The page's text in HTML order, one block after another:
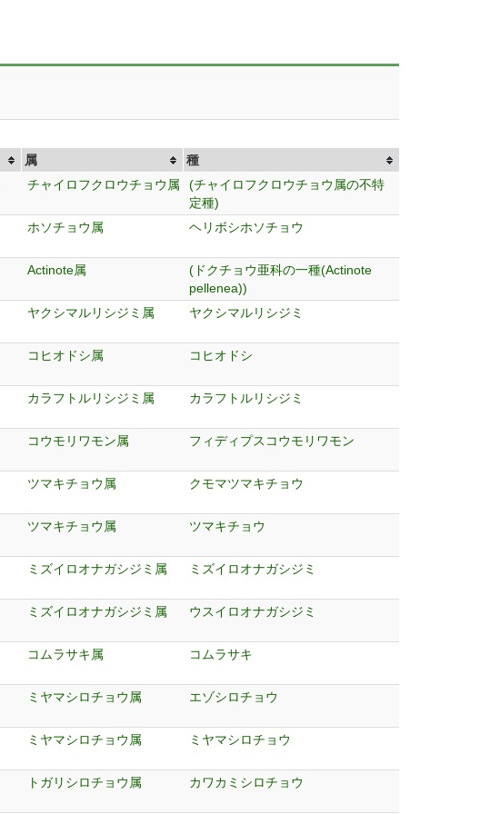
属
種
チャイロフクロウチョウ属
(チャイロフクロウチョウ属の不特
定種)
ホソチョウ属 ヘリボシホソチョウ
Actinote属
(ドクチョウ亜科の一種(Actinote
pellenea))
ヤクシマルリシジミ属 ヤクシマルリシジミ
コヒオドシ属 コヒオドシ
カラフトルリシジミ属 カラフトルリシジミ
コウモリワモン属 フィディプスコウモリワモン
ツマキチョウ属 クモマツマキチョウ
ツマキチョウ属 ツマキチョウ
ミズイロオナガシジミ属 ミズイロオナガシジミ
ミズイロオナガシジミ属 ウスイロオナガシジミ
コムラサキ属 コムラサキ
ミヤマシロチョウ属 エゾシロチョウ
ミヤマシロチョウ属 ミヤマシロチョウ
トガリシロチョウ属 カワカミシロチョウ